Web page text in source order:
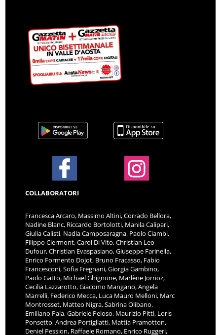
COLLABORATORI
Francesca Arcaro, Massimo Altini, Corrado Bellora,
Nadine Blanc, Riccardo Bortolotti, Manila Calipari,
Giulia Calisti, Nadia Camposaragna, Paolo Ciambi,
Filippo Clermont, Carol Di Vito, Christian Leo
Dufour, Christian Evaspasiano, Giuseppe Farinella,
Enrico Formento Dojot, Bruno Fracasso, Fabio
Francesconi, Sofia Fregnani, Giorgia Gambino,
Paolo Gatto, Michael Ghignone, Marlène Jorrioz,
Cecilia Lazzarotto, Giacomo Mangano, Angela
Marrelli, Federico Mecca, Luca Mauro Melloni, Marc
Montrosset, Matteo Nigra, Sabrina Olibano,
Emiliano Pala, Gabriele Peloso, Maurizio Pitti, Loris
Ponsetto, Andrea Portigliatti, Mattia Pramotton,
Deniel Pession, Raffaele Romano, Enrico Ruggeri,